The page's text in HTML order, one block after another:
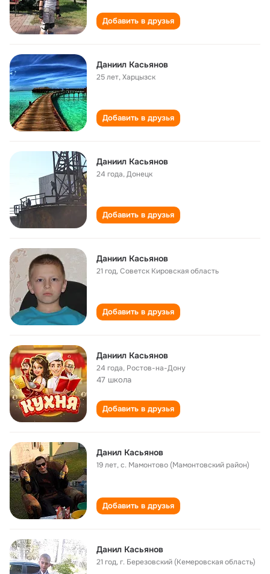
Добавить в друзья
Даниил Касьянов
25 лет,Харцызск
Добавить в друзья
Даниил Касьянов
24 года,Донецк
Добавить в друзья
Даниил Касьянов
21 год,Советск Кировская область
Добавить в друзья
Даниил Касьянов
24 года, Ростов-на-Дону
47 школа
Добавить в друзья
Данил Касьянов
19 лет,с. Мамонтово (Мамонтовский район)
Добавить в друзья
Данил Касьянов
21 год,г. Березовский (Кемеровская область)